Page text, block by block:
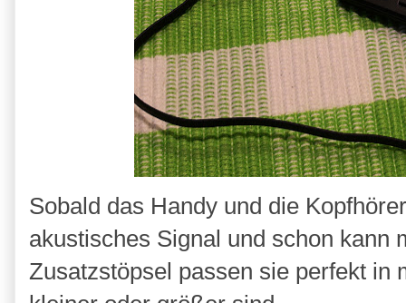
Sobald das Handy und die
akustisches Signal und schon kann
Zusatzstöpsel passen sie perfekt in